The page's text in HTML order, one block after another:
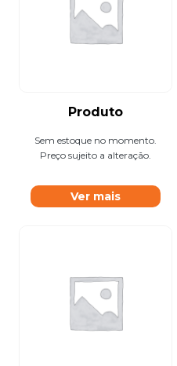
Produto
Sem estoque no momento.
Preço sujeito a alteração.
Ver mais